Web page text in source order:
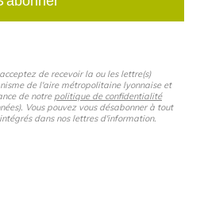
de recevoir la ou les lettre(s)
de l'aire métropolitaine lyonnaise et
de notre politique de confidentialité
Vous pouvez vous désabonner à tout
dans nos lettres d'information.